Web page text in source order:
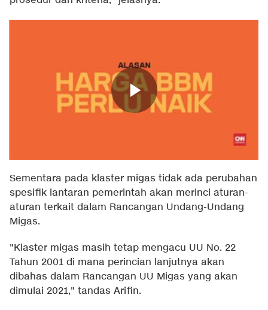
Sementara pada klaster migas tidak ada perubahan
spesifik lantaran pemerintah akan merinci aturan-
aturan terkait dalam Rancangan Undang-Undang
Migas.
"Klaster migas masih tetap mengacu UU No. 22
Tahun 2001 di mana perincian lanjutnya akan
dibahas dalam Rancangan UU Migas yang akan
dimulai 2021," tandas Arifin.